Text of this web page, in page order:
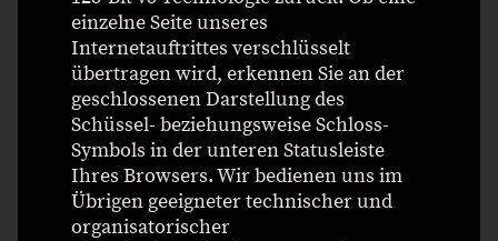
einzelne Seite unseres
Internetauftrittes verschlüsselt
übertragen wird, erkennen Sie an der
geschlossenen Darstellung des
Schüssel- beziehungsweise Schloss-
Symbols in der unteren Statusleiste
Ihres Browsers. Wir bedienen uns im
Übrigen geeigneter technischer und
organisatorischer